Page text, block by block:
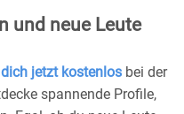
und neue Leute
jetzt kostenlos bei der
spannende Profile,